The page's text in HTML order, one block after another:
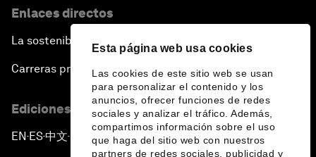
Esta página web usa cookies
Las cookies de este sitio web se usan
para personalizar el contenido y los
anuncios, ofrecer funciones de redes
sociales y analizar el tráfico. Además,
compartimos información sobre el uso
que haga del sitio web con nuestros
partners de redes sociales, publicidad y
Enlaces directos
La sostenibilidad en el Foro
Carreras profesionales
Ediciones en otros idiomas
EN ▪ES▪中文▪ 日本語